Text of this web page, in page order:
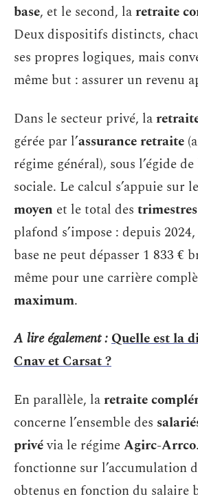
base, et le second, laretraite
Deux dispositifs distincts,
ses propres logiques, mais
même but : assurer un revenu
Dans le secteur privé, la
gérée par l’assurance retraite
régime général), sous l’égide
sociale. Le calcul s’appuie sur le
moyen et le total des
plafond s’impose : depuis
base ne peut dépasser 1 833 €
même pour une carrière
maximum.
A lire également :Quelle est la
Cnav et Carsat ?
En parallèle, laretraite
concerne l’ensemble des
privévia le régimeAgirc-Arrco
fonctionne sur l’accumulation
obtenus en fonction du salaire